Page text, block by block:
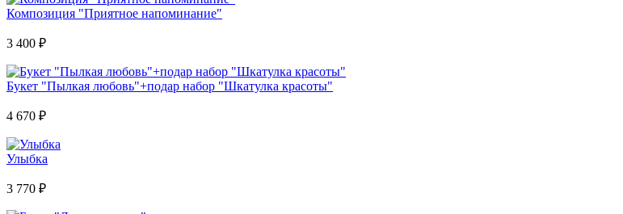
Композиция "Приятное напоминание"
3 400 ₽
Букет "Пылкая любовь"+подар набор "Шкатулка красоты"
4 670 ₽
Улыбка
3 770 ₽